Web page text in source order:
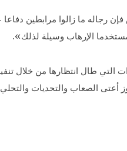
رجاله ما زالوا مرابطين
الإرهاب وسيلة لذلك».
طال انتظارها من خلال
الصعاب والتحديات